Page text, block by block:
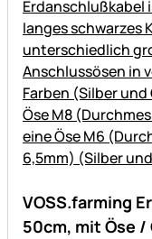
VOSS.farming
50cm, mit Öse /